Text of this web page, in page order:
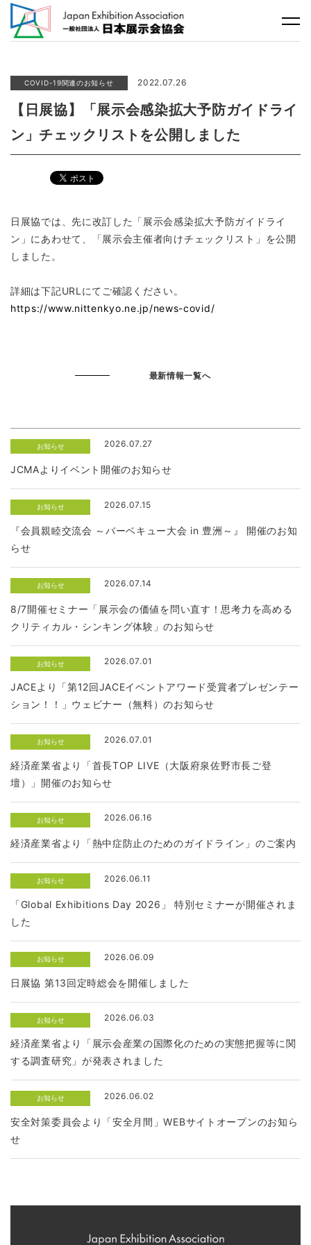
COVID-19関連のお知らせ 2022.07.26
【日展協】「展示会感染拡大予防ガイドライ
ン」チェックリストを公開しました
日展協では、先に改訂した「展示会感染拡大予防ガイドライ
ン」にあわせて、「展示会主催者向けチェックリスト」を公開
しました。
詳細は下記URLにてご確認ください。
https://www.nittenkyo.ne.jp/news-covid/
最新情報一覧へ
お知らせ 2026.07.27
JCMAよりイベント開催のお知らせ
お知らせ 2026.07.15
『会員親睦交流会 ～バーベキュー大会 in 豊洲～』 開催のお知
らせ
お知らせ 2026.07.14
8/7開催セミナー「展示会の価値を問い直す！思考力を高める
クリティカル・シンキング体験」のお知らせ
お知らせ 2026.07.01
JACEより「第12回JACEイベントアワード受賞者プレゼンテー
ション！！」ウェビナー（無料）のお知らせ
お知らせ 2026.07.01
経済産業省より「首長TOP LIVE（大阪府泉佐野市長ご登
壇）」開催のお知らせ
お知らせ 2026.06.16
経済産業省より「熱中症防止のためのガイドライン」のご案内
お知らせ 2026.06.11
「Global Exhibitions Day 2026」 特別セミナーが開催されま
した
お知らせ 2026.06.09
日展協 第13回定時総会を開催しました
お知らせ 2026.06.03
経済産業省より「展示会産業の国際化のための実態把握等に関
する調査研究」が発表されました
お知らせ 2026.06.02
安全対策委員会より「安全月間」WEBサイトオープンのお知ら
せ